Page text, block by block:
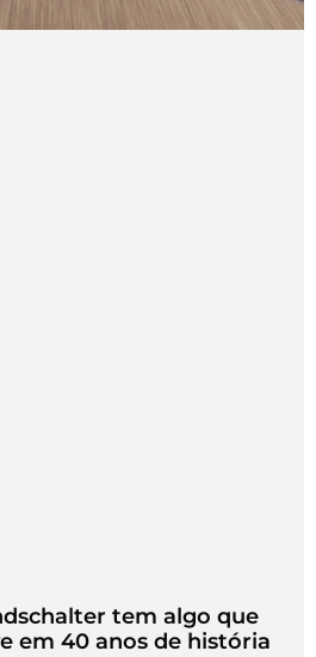
tem algo que
em 40 anos de história